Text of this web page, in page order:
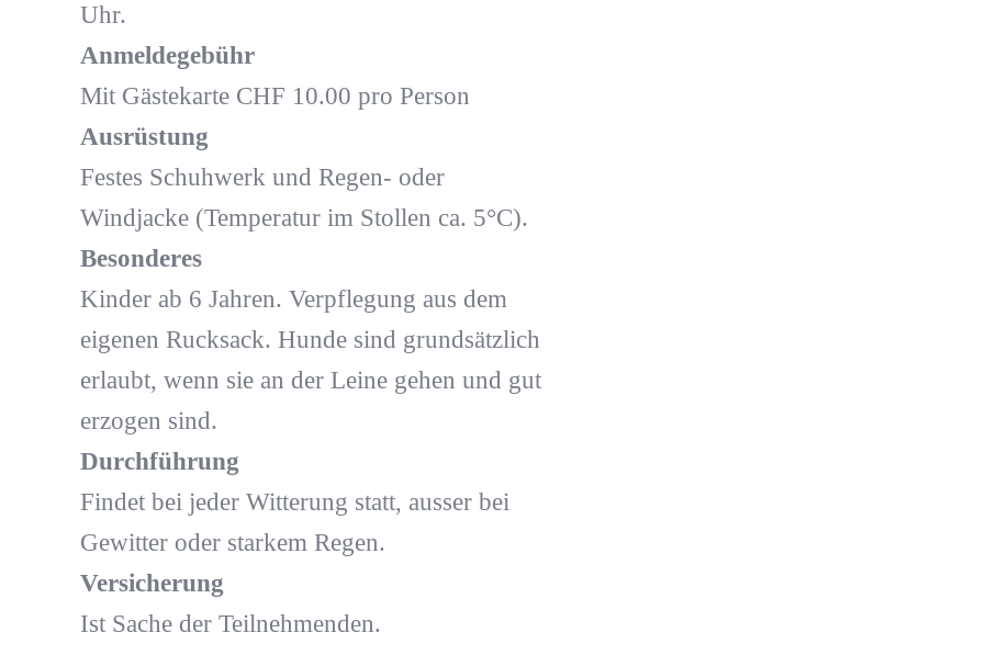
Uhr.
Anmeldegebühr
Mit Gästekarte CHF 10.00 pro Person
Ausrüstung
Festes Schuhwerk und Regen- oder
Windjacke (Temperatur im Stollen ca. 5°C).
Besonderes
Kinder ab 6 Jahren. Verpflegung aus dem
eigenen Rucksack. Hunde sind grundsätzlich
erlaubt, wenn sie an der Leine gehen und gut
erzogen sind.
Durchführung
Findet bei jeder Witterung statt, ausser bei
Gewitter oder starkem Regen.
Versicherung
Ist Sache der Teilnehmenden.